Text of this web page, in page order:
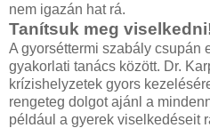
nem igazán hat rá.
Tanítsuk meg
A gyorséttermi szabály csupán
gyakorlati tanács között. Dr.
krízishelyzetek gyors
rengeteg dolgot ajánl a
például a gyerek viselkedéseit